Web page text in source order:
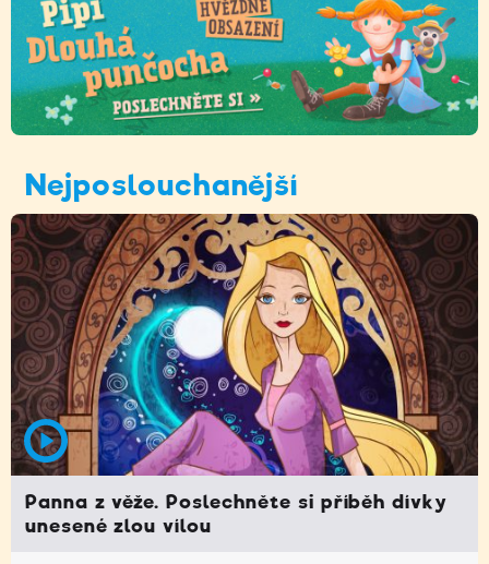
Nejposlouchanější
Panna z věže. Poslechněte si příběh dívky
unesené zlou vílou